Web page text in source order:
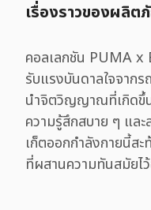
เรื่องราวของผลิ
คอลเลกชัน PUMA x
รับแรงบันดาลใจจาก
นำจิตวิญญาณที่เกิดขึ้
ความรู้สึกสบาย ๆ แล
เก็ตออกกำลังกายนี้ส
ที่ผสานความทันสมัยไ